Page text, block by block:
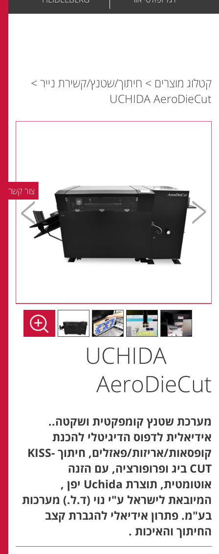
קטלוג מוצרים > חיתוך/שטנץ/קשירת נייר >
UCHIDA AeroDieCut
UCHIDA
AeroDieCut
מערכת שטנץ קומפקטית ושקטה..
אידיאלית לדפוס הדיגיטלי להכנת
קופסאות/אריזות/פאזלים, חיתוך KISS-
CUT ביג ופרופורציה, עם הזנה
אוטומטית, תוצרת Uchida יפן ,
המיובאת לישראל ע"י נוי (ד.ל.) מערכות
בע"מ. פתרון אידיאלי להגברת קצב
החיתוך והאיכות .
צור קשר